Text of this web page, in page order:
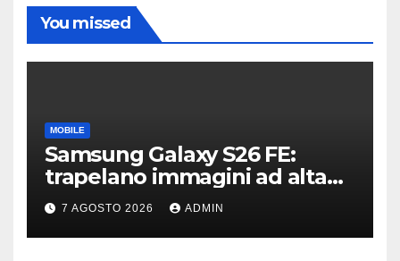
You missed
MOBILE
Samsung Galaxy S26 FE:
trapelano immagini ad alta
risoluzione e dettagli sul
design
7 AGOSTO 2026 ADMIN